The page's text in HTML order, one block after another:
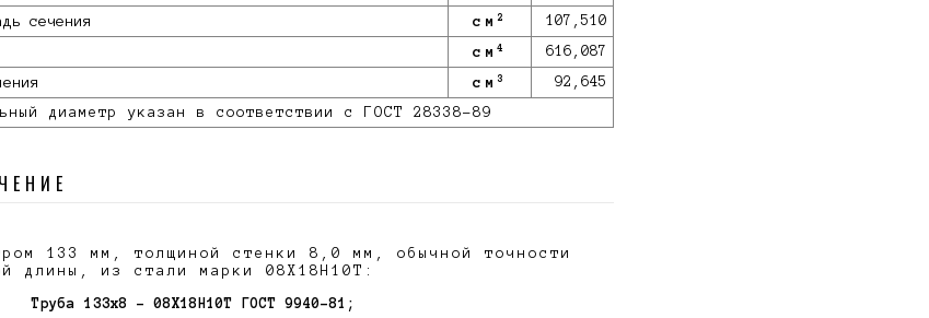
сечения см 2 107,510
см 4 616,087
см 3 92,645
диаметр указан в соответствии с ГОСТ 28338-89
133 мм, толщиной стенки 8,0 мм, обычной точности
длины, из стали марки 08Х18Н10Т:
Труба 133х8 - 08Х18Н10Т ГОСТ 9940-81;